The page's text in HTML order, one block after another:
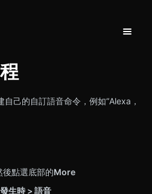
切換導
援首頁
聯繫
己的自訂語音命令，例如“Alexa，
點選底部的More
生時 > 語音